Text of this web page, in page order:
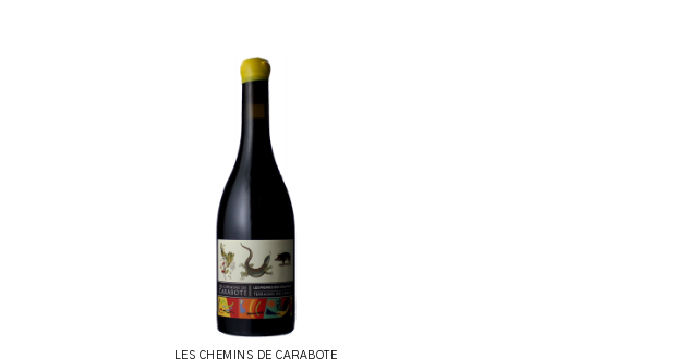
LES CHEMINS DE CARABOTE